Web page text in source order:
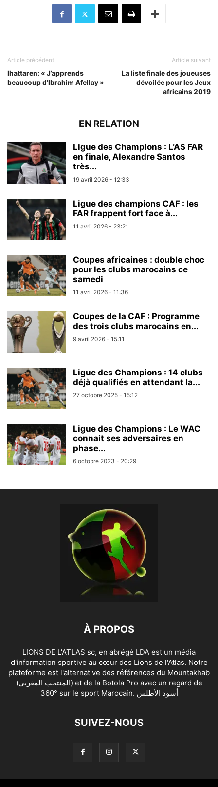
Article précédent
Ihattaren: « J’apprends
beaucoup d’Ibrahim Afellay »
Article suivant
La liste finale des joueuses
dévoilée pour les Jeux
africains 2019
EN RELATION
Ligue des Champions : L’AS FAR
en finale, Alexandre Santos
très...
19 avril 2026 - 12:33
Ligue des champions CAF : les
FAR frappent fort face à...
11 avril 2026 - 23:21
Coupes africaines : double choc
pour les clubs marocains ce
samedi
11 avril 2026 - 11:36
Coupes de la CAF : Programme
des trois clubs marocains en...
9 avril 2026 - 15:11
Ligue des Champions : 14 clubs
déjà qualifiés en attendant la...
27 octobre 2025 - 15:12
Ligue des Champions : Le WAC
connait ses adversaires en
phase...
6 octobre 2023 - 20:29
À PROPOS
LIONS DE L'ATLAS sc, en abrégé LDA est un média
d'information sportive au cœur des Lions de l'Atlas. Notre
plateforme est l'alternative des références du Mountakhab
(المنتخب المغربي) et de la Botola Pro avec un regard de
360° sur le sport Marocain. أسود الأطلس
SUIVEZ-NOUS